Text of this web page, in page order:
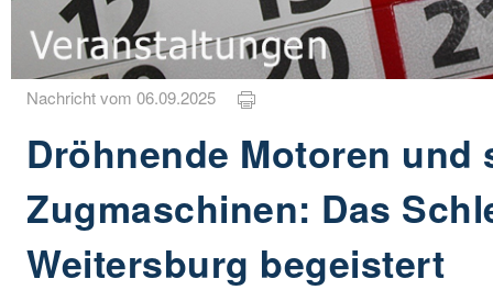
Nachricht vom 06.09.2025
Dröhnende Motoren und
Zugmaschinen: Das
Weitersburg begeistert